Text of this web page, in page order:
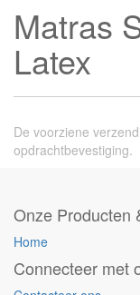
Matras
Latex
De voorziene
opdrachtbevestiging.
Onze Producten
Home
Connecteer met